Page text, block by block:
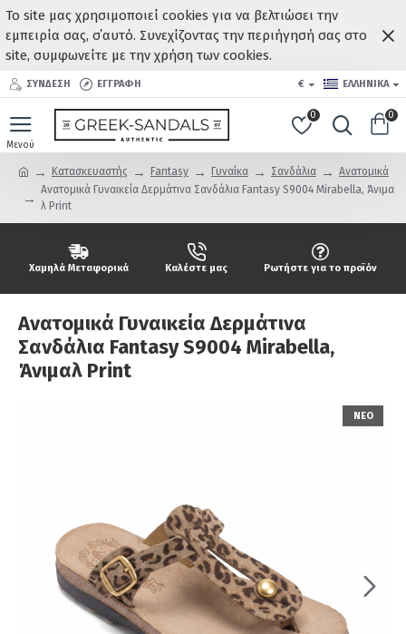
Το site μας χρησιμοποιεί cookies για να βελτιώσει την
εμπειρία σας, σ΄αυτό. Συνεχίζοντας την περιήγησή σας στο
site, συμφωνείτε με την χρήση των cookies.
ΣΥΝΔΕΣΗ ΕΓΓΡΑΦΗ € ΕΛΛΗΝΙΚΆ
0 0
Κατασκευαστής Fantasy Γυναίκα Σανδάλια
Ανατομικά
Ανατομικά Γυναικεία Δερμάτινα Σανδάλια Fantasy S9004 Mirabella, Άνιμα
λ Print
Χαμηλά Μεταφορικά Καλέστε μας Ρωτήστε για το προϊόν
Ανατομικά Γυναικεία Δερμάτινα
Σανδάλια Fantasy S9004 Mirabella,
Άνιμαλ Print
ΝΕΟ